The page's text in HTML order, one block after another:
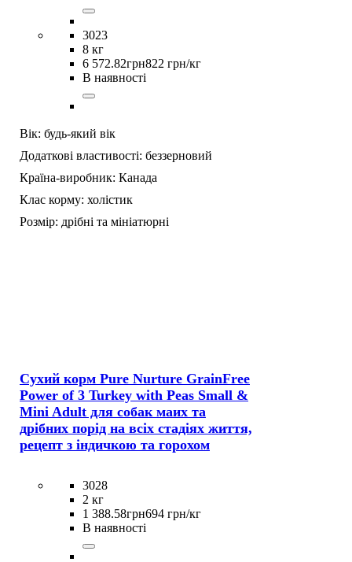
3023
8 кг
6 572.82грн822 грн/кг
В наявності
Вік: будь-який вік
Додаткові властивості: беззерновий
Країна-виробник: Канада
Клас корму: холістик
Розмір: дрібні та мініатюрні
Сухий корм Pure Nurture GrainFree
Power of 3 Turkey with Peas Small &
Mini Adult для собак маих та
дрібних порід на всіх стадіях життя,
рецепт з індичкою та горохом
3028
2 кг
1 388.58грн694 грн/кг
В наявності